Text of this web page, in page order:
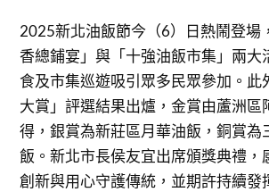
2025新北油飯節今（6）日熱鬧登場
香總鋪宴」與「十強油飯市集」兩大
食及市集巡遊吸引眾多民眾參加。此
大賞」評選結果出爐，金賞由蘆洲區
得，銀賞為新莊區月華油飯，銅賞為
飯。新北市長侯友宜出席頒獎典禮，
創新與用心守護傳統，並期許持續發